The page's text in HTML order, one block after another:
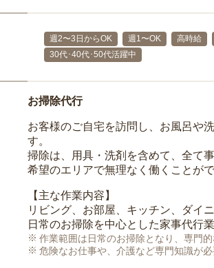
週2〜3日からOK 週1〜OK 高時給
30代･40代･50代活躍中
お掃除代行
お客様のご自宅を訪問し、お風呂や
す。
掃除は、用具・洗剤を含めて、全て
希望のエリアで無理なく働くことがで
【主な作業内容】
リビング、お部屋、キッチン、ダイ
日常のお掃除を中心とした家事代行
作業範囲は日常のお掃除となり、専門
危険なお仕事や、介護など専門知識が必